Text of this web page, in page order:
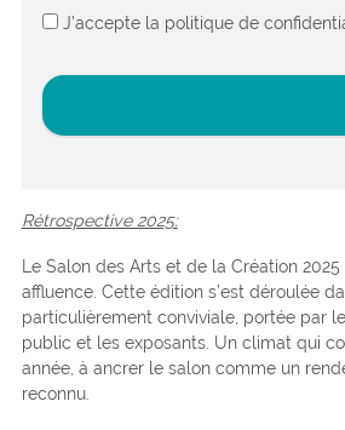
J’accepte la politique de
Rétrospective 2025:
Le Salon des Arts et de la Création
affluence. Cette édition s’est déroulée
particulièrement conviviale, portée par
public et les exposants. Un climat qui
année, à ancrer le salon comme un
reconnu.